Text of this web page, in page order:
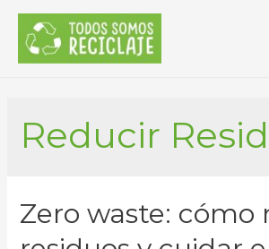
Reducir
Zero waste: cómo